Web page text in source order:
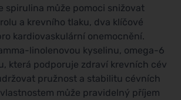
spirulina může pomoci snižovat
a krevního tlaku, dva klíčové
kardiovaskulární onemocnění.
linolenovou kyselinu, omega-6
která podporuje zdraví krevních cév
pružnost a stabilitu cévních
může pravidelný příjem